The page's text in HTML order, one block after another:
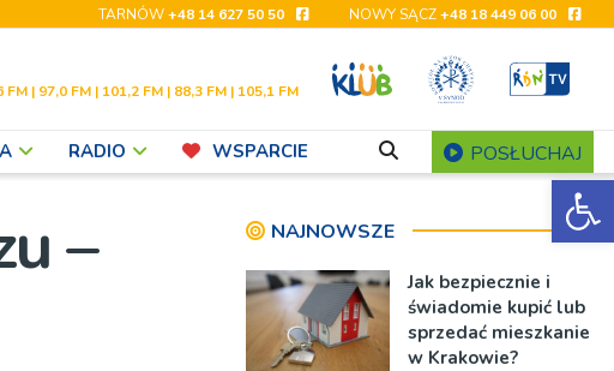
TARNÓW+48 14 627 50 50 NOWY SĄCZ+48 18 449 06 00
FM | 97,0 FM | 101,2 FM | 88,3 FM | 105,1 FM
RADIO WSPARCIE POSŁUCHAJ
–
NAJNOWSZE
Jak bezpiecznie i
świadomie kupić lub
sprzedać mieszkanie
w Krakowie?